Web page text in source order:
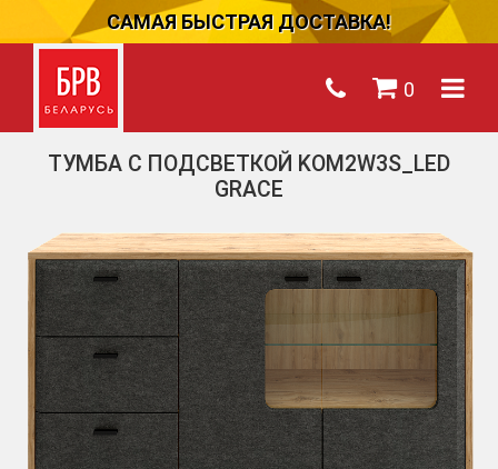
САМАЯ БЫСТРАЯ ДОСТАВКА!
0
ТУМБА С ПОДСВЕТКОЙ KOM2W3S_LED
GRACE